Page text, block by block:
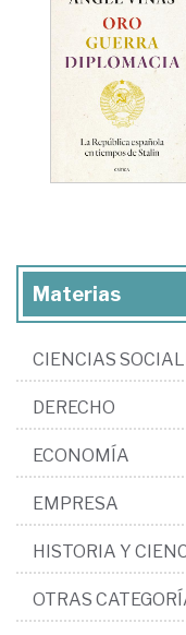
Materias
CIENCIAS
DERECHO
ECONOMÍA
EMPRESA
HISTORIA Y
OTRAS